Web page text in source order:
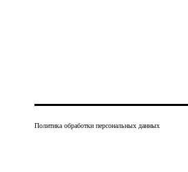
Политика обработки персональных данных